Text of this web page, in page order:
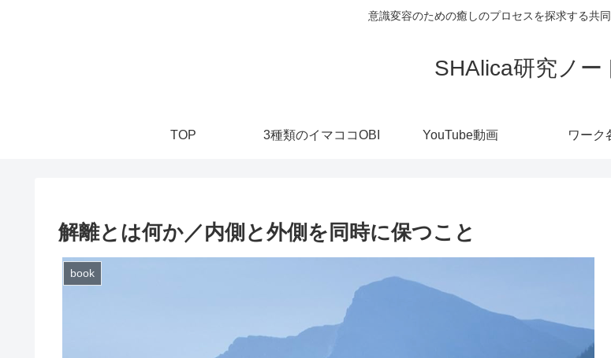
意識変容のための癒しのプロセスを探求する共
SHAlica研究ノー
TOP 3種類のイマココOBI YouTube動画 ワーク
解離とは何か／内側と外側を同時に保つこと
book